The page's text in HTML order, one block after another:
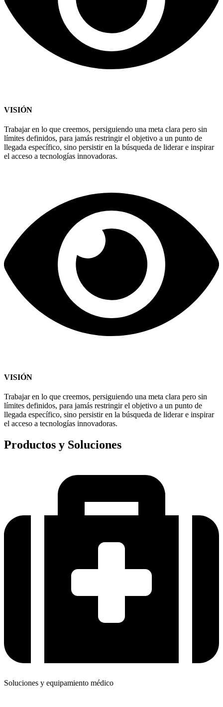
VISIÓN
Trabajar en lo que creemos, persiguiendo una meta clara pero sin
límites definidos, para jamás restringir el objetivo a un punto de
llegada específico, sino persistir en la búsqueda de liderar e inspirar
el acceso a tecnologías innovadoras.
VISIÓN
Trabajar en lo que creemos, persiguiendo una meta clara pero sin
límites definidos, para jamás restringir el objetivo a un punto de
llegada específico, sino persistir en la búsqueda de liderar e inspirar
el acceso a tecnologías innovadoras.
Productos y Soluciones
Soluciones y equipamiento médico